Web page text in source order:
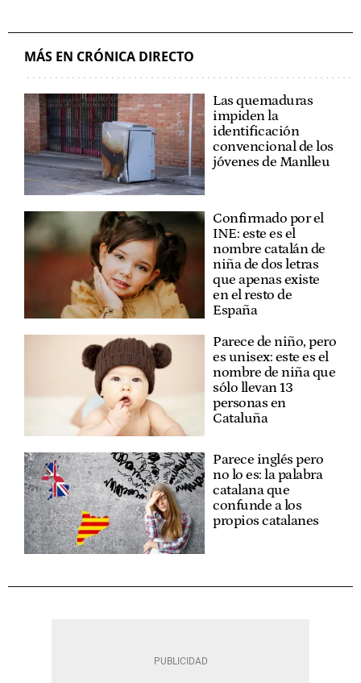
MÁS EN CRÓNICA DIRECTO
Las quemaduras
impiden la
identificación
convencional de los
jóvenes de Manlleu
Confirmado por el
INE: este es el
nombre catalán de
niña de dos letras
que apenas existe
en el resto de
España
Parece de niño, pero
es unisex: este es el
nombre de niña que
sólo llevan 13
personas en
Cataluña
Parece inglés pero
no lo es: la palabra
catalana que
confunde a los
propios catalanes